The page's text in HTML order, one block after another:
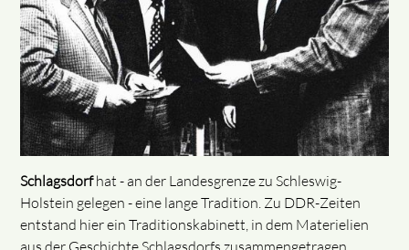
Schlagsdorfhat - an der Landesgrenze zu Schleswig-
Holstein gelegen - eine lange Tradition. Zu DDR-Zeiten
entstand hier ein Traditionskabinett, in dem Materielien
aus der Geschichte Schlagsdorfs zusammengetragen